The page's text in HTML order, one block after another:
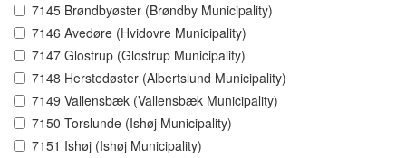
7145 Brøndbyøster (Brøndby Municipality)
7146 Avedøre (Hvidovre Municipality)
7147 Glostrup (Glostrup Municipality)
7148 Herstedøster (Albertslund Municipality)
7149 Vallensbæk (Vallensbæk Municipality)
7150 Torslunde (Ishøj Municipality)
7151 Ishøj (Ishøj Municipality)